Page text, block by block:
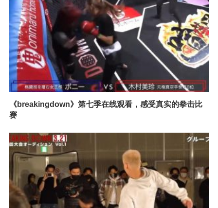
《breakingdown》第七季在线观看，感受真实的拳击比
赛